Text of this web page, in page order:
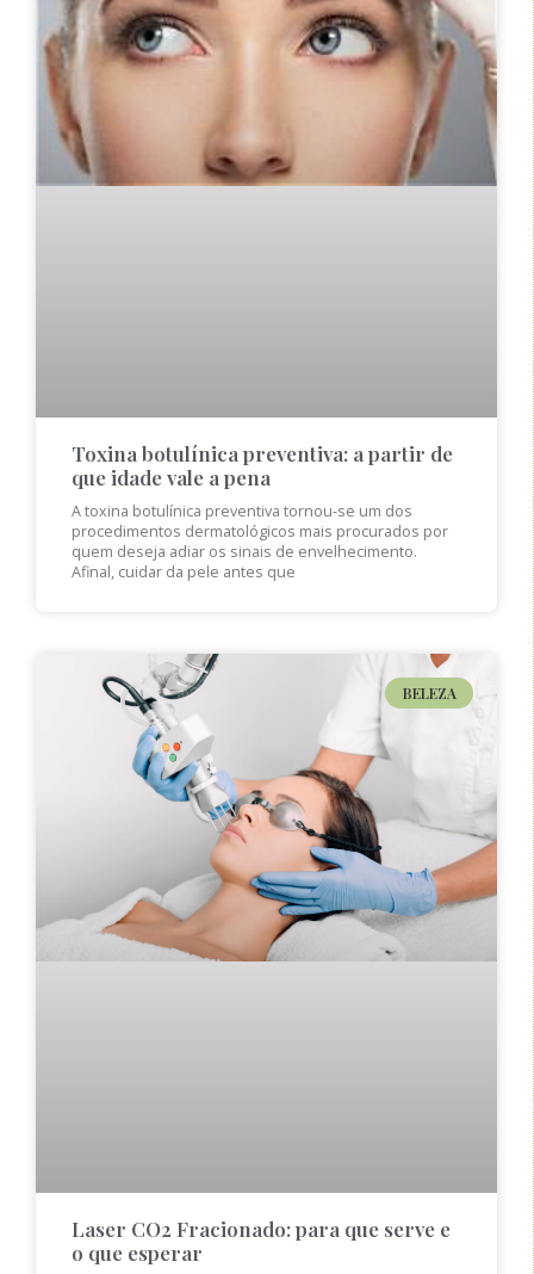
Toxina botulínica preventiva: a partir de
que idade vale a pena
A toxina botulínica preventiva tornou-se um dos
procedimentos dermatológicos mais procurados por
quem deseja adiar os sinais de envelhecimento.
Afinal, cuidar da pele antes que
BELEZA
Laser CO2 Fracionado: para que serve e
o que esperar